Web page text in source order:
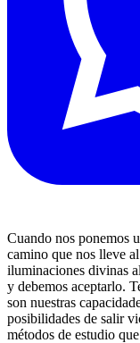
Cuando nos ponemos
camino que nos lleve
iluminaciones divinas
y debemos aceptarlo.
son nuestras
posibilidades de salir
métodos de estudio